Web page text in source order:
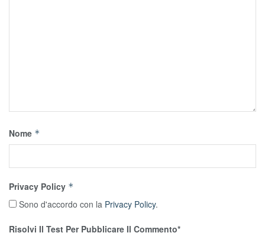
Nome *
Privacy Policy *
Sono d'accordo con la Privacy Policy.
Risolvi Il Test Per Pubblicare Il Commento*